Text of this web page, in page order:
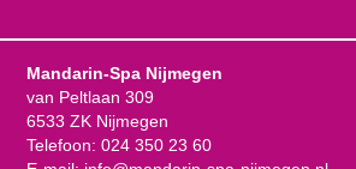
Mandarin-Spa Nijmegen
van Peltlaan 309
6533 ZK Nijmegen
Telefoon: 024 350 23 60